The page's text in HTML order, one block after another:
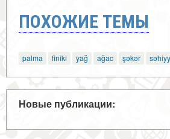
ПОХОЖИЕ ТЕМЫ
palma finiki yağ ağac şəkər
Новые публикации: